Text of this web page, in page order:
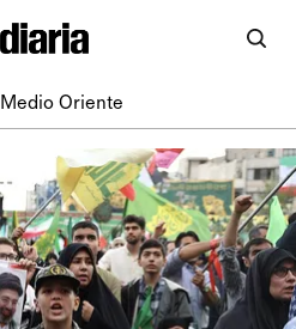
Medio Oriente